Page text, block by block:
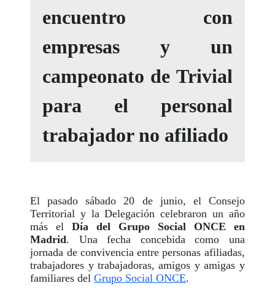
encuentro con
empresas y un
campeonato de Trivial
para el personal
trabajador no afiliado
El pasado sábado 20 de junio, el Consejo
Territorial y la Delegación celebraron un año
más elDía del Grupo Social ONCE en
Madrid. Una fecha concebida como una
jornada de convivencia entre personas afiliadas,
trabajadores y trabajadoras, amigos y amigas y
familiares delGrupo Social ONCE.